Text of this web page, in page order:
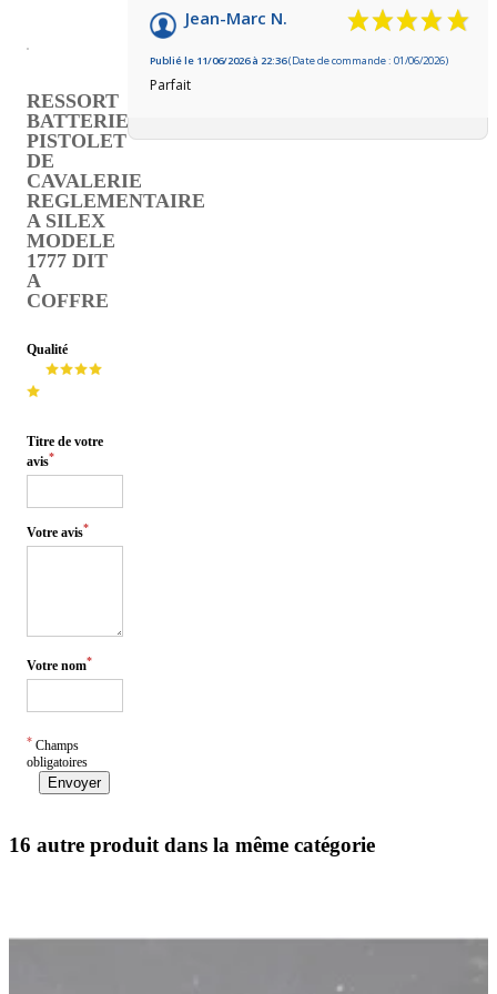
Jean-Marc N.
Publié le 11/06/2026 à 22:36(Date de commande : 01/06/2026)
Parfait
RESSORT
BATTERIE
PISTOLET
DE
CAVALERIE
REGLEMENTAIRE
A SILEX
MODELE
1777 DIT
A
COFFRE
Qualité
Titre de votre
avis*
Votre avis*
Votre nom*
* Champs
obligatoires
Envoyer
16 autre produit dans la même catégorie